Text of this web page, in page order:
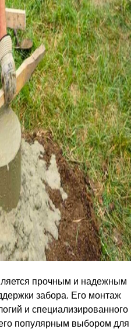
прочным и надежным
забора. Его монтаж
и специализированного
популярным выбором для